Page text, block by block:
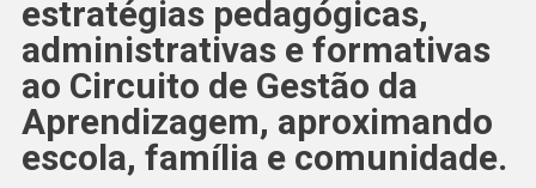
estratégias pedagógicas,
administrativas e formativas
ao Circuito de Gestão da
Aprendizagem, aproximando
escola, família e comunidade.